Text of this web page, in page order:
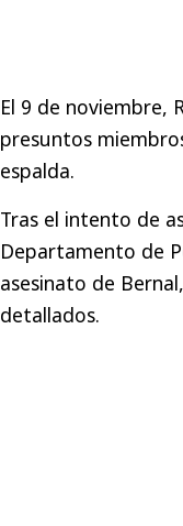
El 9 de noviembre,
presuntos
espalda.
Tras el intento de
Departamento de
asesinato de
detallados.